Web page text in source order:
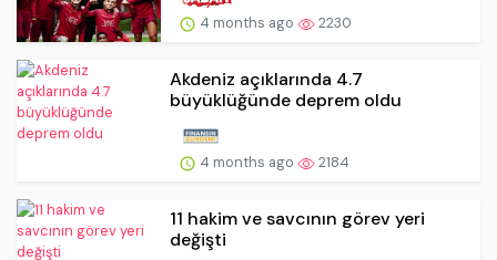
4 months ago 2230
Akdeniz açıklarında 4.7
büyüklüğünde deprem oldu
4 months ago 2184
11 hakim ve savcının görev yeri
değişti